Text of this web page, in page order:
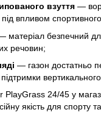
взуття —
впливом спортивного
матеріал безпечний
речовин;
— газон достатньо
підтримки
24/45 у
якість для спорту